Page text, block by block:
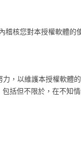
稽核您對本授權軟體的
，以維護本授權軟體
括但不限於，在不知